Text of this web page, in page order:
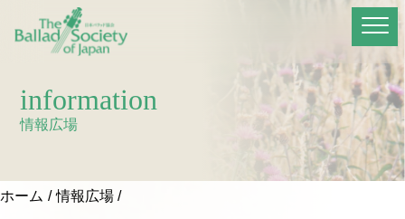
information
情報広場
ホーム 情報広場